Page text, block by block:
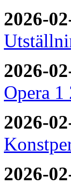
2026-
2026-
Opera 1
2026-
2026-